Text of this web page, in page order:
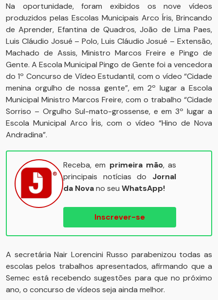
Na oportunidade, foram exibidos os nove vídeos
produzidos pelas Escolas Municipais Arco Íris, Brincando
de Aprender, Efantina de Quadros, João de Lima Paes,
Luis Cláudio Josué – Polo, Luis Cláudio Josué – Extensão,
Machado de Assis, Ministro Marcos Freire e Pingo de
Gente. A Escola Municipal Pingo de Gente foi a vencedora
do 1º Concurso de Vídeo Estudantil, com o vídeo “Cidade
menina orgulho de nossa gente”, em 2º lugar a Escola
Municipal Ministro Marcos Freire, com o trabalho “Cidade
Sorriso – Orgulho Sul-mato-grossense, e em 3º lugar a
Escola Municipal Arco Íris, com o vídeo “Hino de Nova
Andradina”.
Receba, em primeira mão, as
principais notícias do Jornal
da Novano seu WhatsApp!
Inscrever-se
A secretária Nair Lorencini Russo parabenizou todas as
escolas pelos trabalhos apresentados, afirmando que a
Semec está recebendo sugestões para que no próximo
ano, o concurso de vídeos seja ainda melhor.